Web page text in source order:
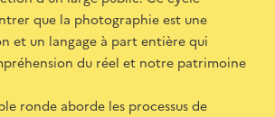
que la photographie est une
et un langage à part entière qui
du réel et notre patrimoine
ronde aborde les processus de